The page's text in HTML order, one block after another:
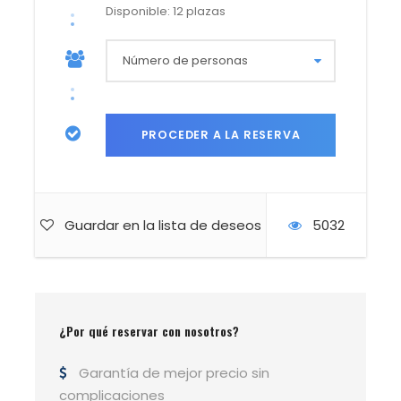
Disponible: 12 plazas
Guardar en la lista de deseos 5032
¿Por qué reservar con nosotros?
Garantía de mejor precio sin
complicaciones
Nivel: Fácil / Medio
Mas info sobre los niveles picha aquí